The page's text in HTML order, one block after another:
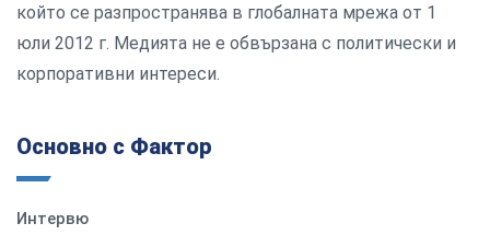
който се разпространява в глобалната мрежа от 1
юли 2012 г. Медията не е обвързана с политически и
корпоративни интереси.
Основно с Фактор
Интервю